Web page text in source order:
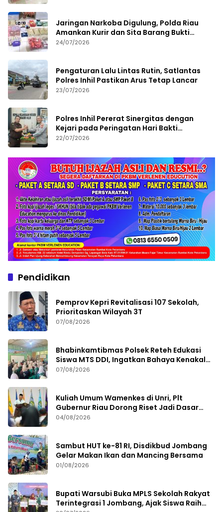
Jaringan Narkoba Digulung, Polda Riau
Amankan Kurir dan Sita Barang Bukti
Bernilai Fantastis
24/07/2026
Pengaturan Lalu Lintas Rutin, Satlantas
Polres Inhil Pastikan Arus Tetap Lancar
23/07/2026
Polres Inhil Pererat Sinergitas dengan
Kejari pada Peringatan Hari Bakti
Adhyaksa ke-66
22/07/2026
Pendidikan
Pemprov Kepri Revitalisasi 107 Sekolah,
Prioritaskan Wilayah 3T
07/08/2026
Bhabinkamtibmas Polsek Reteh Edukasi
Siswa MTS DDI, Ingatkan Bahaya Kenakalan
Remaja
07/08/2026
Kuliah Umum Wamenkes di Unri, Plt
Gubernur Riau Dorong Riset Jadi Dasar
Kebijakan Kesehatan
04/08/2026
Sambut HUT ke-81 RI, Disdikbud Jombang
Gelar Makan Ikan dan Mancing Bersama
01/08/2026
Bupati Warsubi Buka MPLS Sekolah Rakyat
Terintegrasi 1 Jombang, Ajak Siswa Raih